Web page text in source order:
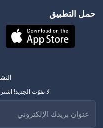
حمل التطبيق
لا تفوّت الجديد!